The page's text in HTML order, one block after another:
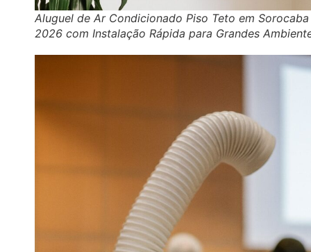
Aluguel de Ar Condicionado Piso Teto em Sorocaba
2026 com Instalação Rápida para Grandes